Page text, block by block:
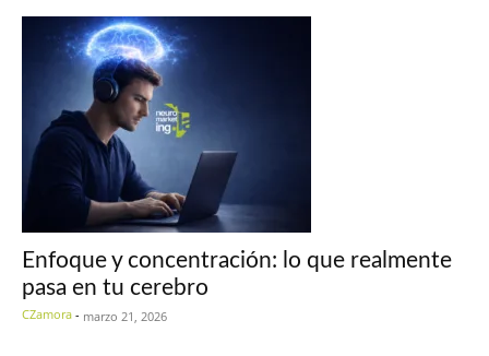
Enfoque y concentración: lo que realmente
pasa en tu cerebro
CZamora - marzo 21, 2026